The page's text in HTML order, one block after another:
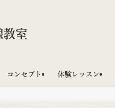
教室
コンセプト 体験レッスン